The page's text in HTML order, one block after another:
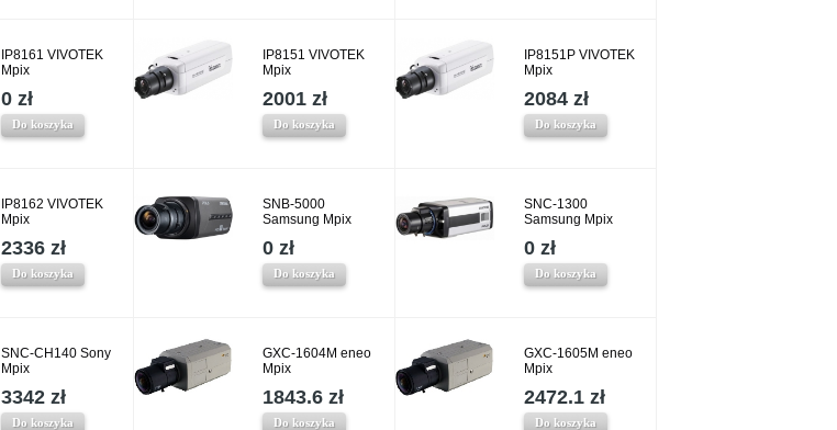
IP8161 VIVOTEK
Mpix
0 zł
Do koszyka
IP8151 VIVOTEK
Mpix
2001 zł
Do koszyka
IP8151P VIVOTEK
Mpix
2084 zł
Do koszyka
IP8162 VIVOTEK
Mpix
2336 zł
Do koszyka
SNB-5000
Samsung Mpix
0 zł
Do koszyka
SNC-1300
Samsung Mpix
0 zł
Do koszyka
SNC-CH140 Sony
Mpix
3342 zł
Do koszyka
GXC-1604M eneo
Mpix
1843.6 zł
Do koszyka
GXC-1605M eneo
Mpix
2472.1 zł
Do koszyka